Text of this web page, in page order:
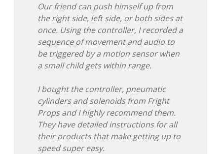
Our friend can push himself up from
the right side, left side, or both sides at
once. Using the controller, I recorded a
sequence of movement and audio to
be triggered by a motion sensor when
a small child gets within range.
I bought the controller, pneumatic
cylinders and solenoids from Fright
Props and I highly recommend them.
They have detailed instructions for all
their products that make getting up to
speed super easy.